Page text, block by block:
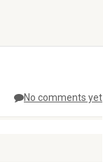
No comments yet